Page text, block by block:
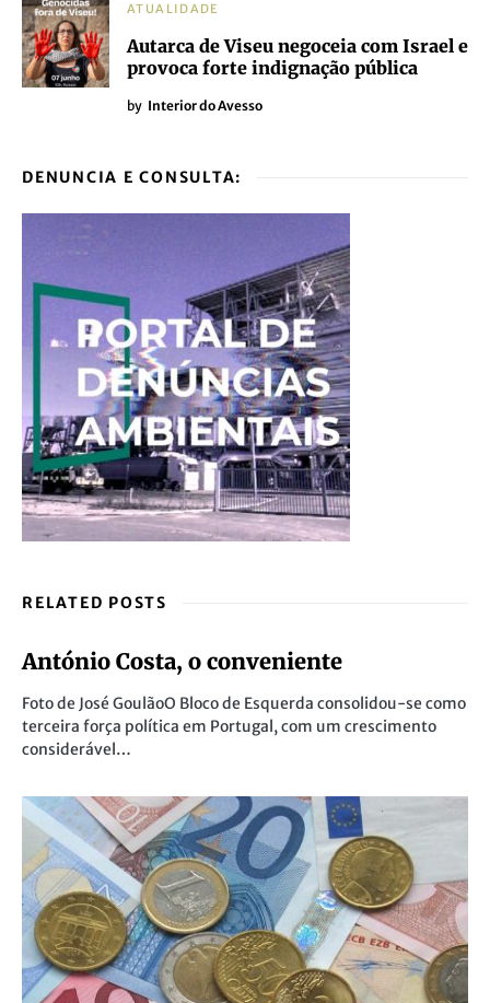
ATUALIDADE
Autarca de Viseu negoceia com Israel e
provoca forte indignação pública
by Interior do Avesso
DENUNCIA E CONSULTA:
RELATED POSTS
António Costa, o conveniente
Foto de José GoulãoO Bloco de Esquerda consolidou-se como
terceira força política em Portugal, com um crescimento
considerável…